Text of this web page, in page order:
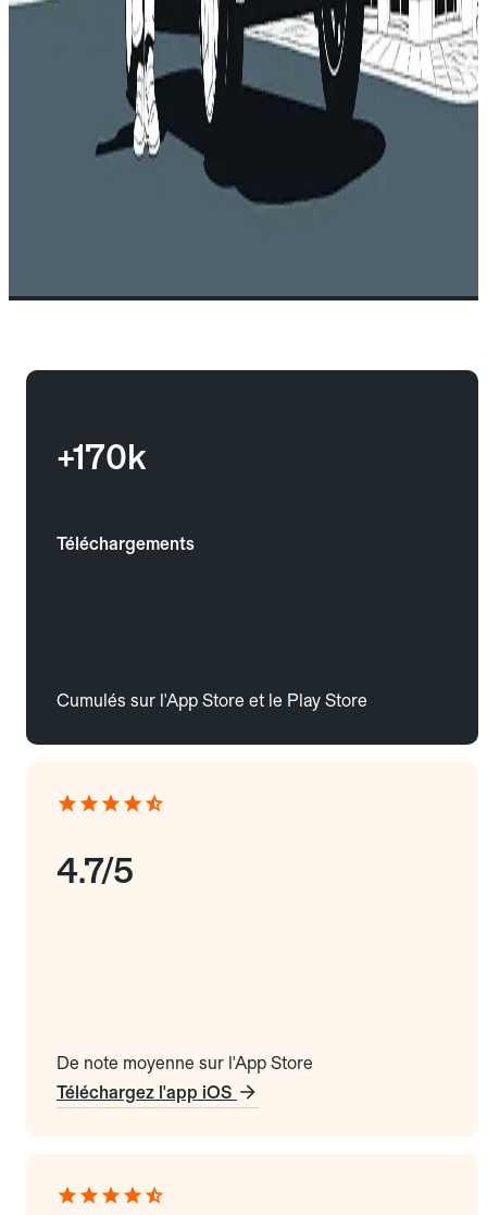
+170k
Téléchargements
Cumulés sur l'App Store et le Play Store
4.7/5
De note moyenne sur l'App Store
Téléchargez l'app iOS